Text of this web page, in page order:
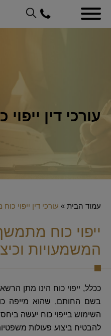
עורכי דין
עמוד הבית » עורכי דין ייפוי
ייפוי כוח
המשמעויות
ככלל, ייפוי כוח הינו מתן
בשם החותם, שהוא מייפה
השימוש בייפוי כוח יעשה
להבטיח ביצוע פעולות